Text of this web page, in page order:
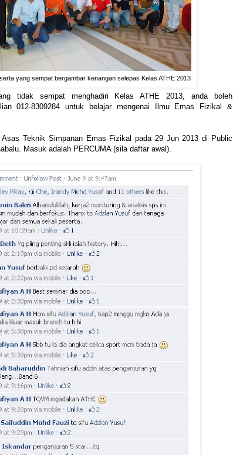
yang sempat bergambar kenangan selepas Kelas ATHE 2013
tidak sempat menghadiri Kelas ATHE 2013, anda boleh
012-8309284 untuk belajar mengenai Ilmu Emas Fizikal &
Teknik Simpanan Emas Fizikal pada 29 Jun 2013 di Public
Masuk adalah PERCUMA (sila daftar awal).